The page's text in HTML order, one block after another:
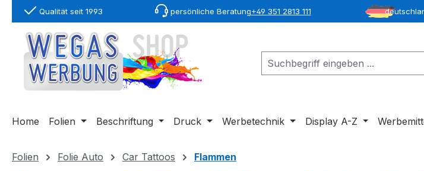
Zur Hauptnavigation springen
Qualität seit 1993 persönliche Beratung+49 351 2813 111
Home Folien Beschriftung Druck Werbetechnik Display A-Z
Folien Folie Auto Car Tattoos Flammen